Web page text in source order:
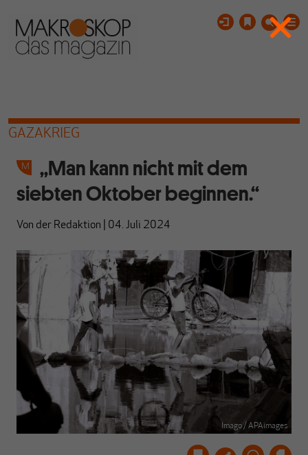
GAZAKRIEG
„Man kann nicht mit dem
siebten Oktober beginnen.“
Von der Redaktion 04. Juli 2024
Imago / APAimages